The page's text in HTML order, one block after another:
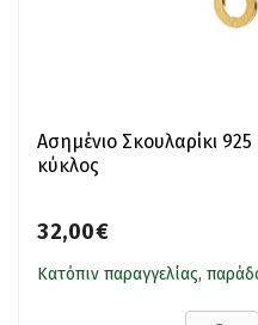
Ασημένιο Σκουλαρίκι
κύκλος
32,00€
Κατόπιν παραγγελίας,